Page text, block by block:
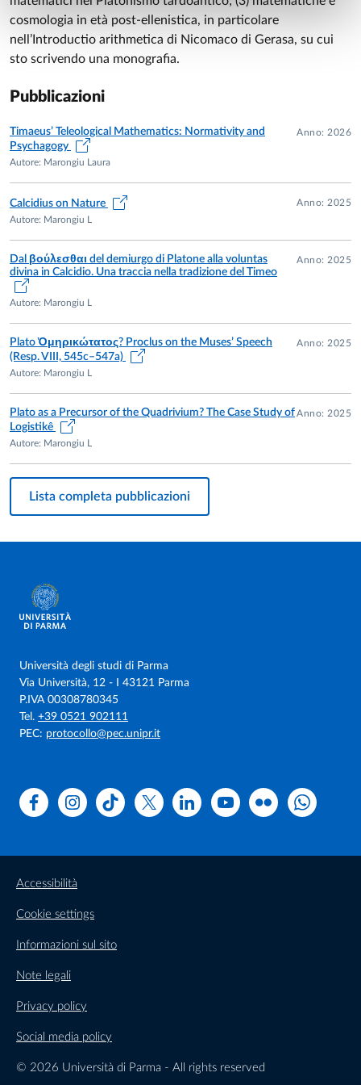
Berlin/Boston, De Gruyter, 2026.
cosmologia in età post-ellenistica, in particolare
nell’Introductio arithmetica di Nicomaco di Gerasa, su cui
sto scrivendo una monografia.
Pubblicazioni
Timaeus’ Teleological Mathematics: Normativity and
Psychagogy
Autore: Marongiu Laura
Anno: 2026
Calcidius on Nature
Autore: Marongiu L
Anno: 2025
Dal βούλεσθαι del demiurgo di Platone alla voluntas
divina in Calcidio. Una traccia nella tradizione del Timeo
Autore: Marongiu L
Anno: 2025
Plato Ὁμηρικώτατος? Proclus on the Muses’ Speech
(Resp. VIII, 545c–547a)
Autore: Marongiu L
Anno: 2025
Plato as a Precursor of the Quadrivium? The Case Study of
Logistikê
Autore: Marongiu L
Anno: 2025
Lista completa pubblicazioni
Università degli studi di Parma
Via Università, 12 - I 43121 Parma
P.IVA 00308780345
Tel. +39 0521 902111
PEC: protocollo@pec.unipr.it
FacebookInstagramTikTok X LinkedinYoutubeFlickr
Accessibilità
Cookie settings
Informazioni sul sito
Note legali
Privacy policy
Social media policy
© 2026 Università di Parma - All rights reserved